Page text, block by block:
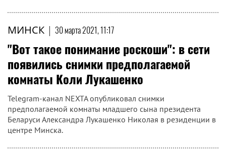
МИНСК | 30 марта 2021, 11:17
"Вот такое понимание роскоши": в сети
появились снимки предполагаемой
комнаты Коли Лукашенко
Telegram-канал NEXTA опубликовал снимки
предполагаемой комнаты младшего сына президента
Беларуси Александра Лукашенко Николая в резиденции в
центре Минска.